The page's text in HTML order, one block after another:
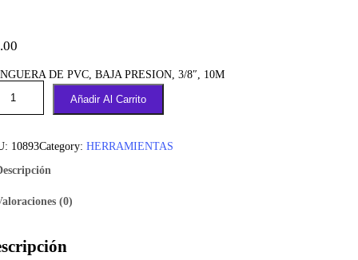
DE PVC, BAJA PRESION, 3/8″, 10M
Añadir Al Carrito
10893Category: HERRAMIENTAS
(0)